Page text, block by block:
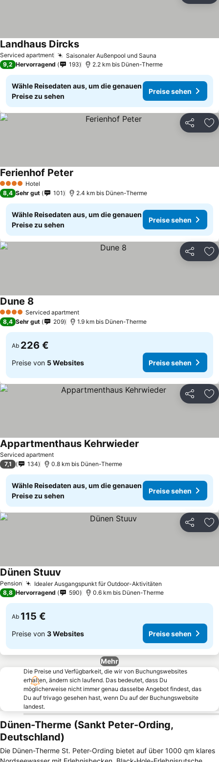
Serviced apartment Saisonaler Außenpool und Sauna
Landhaus DircksPreise sehen
9,2 Hervorragend 193 2.2 km bis Dünen-Therme
Wähle Reisedaten aus, um die genauen
Preise zu sehen
Preise sehen
Teilen
4 Sterne Hotel
Ferienhof Peter
8,4 Sehr gut 101 2.4 km bis Dünen-Therme
Wähle Reisedaten aus, um die genauen
Preise zu sehen
Preise sehen
Teilen
4 Sterne Serviced apartment
Dune 8
8,4 Sehr gut 209 1.9 km bis Dünen-Therme
Ab 226 €
Preise von 5 Websites Preise sehen
Teilen
Serviced apartment
Appartmenthaus Kehrwieder
7,1 134 0.8 km bis Dünen-Therme
Wähle Reisedaten aus, um die genauen
Preise zu sehen
Preise sehen
Teilen
Pension Idealer Ausgangspunkt für Outdoor-Aktivitäten
Dünen Stuuv
8,8 Hervorragend 590 0.6 km bis Dünen-Therme
Ab 115 €
Preise von 3 Websites Preise sehen
Mehr
Die Preise und Verfügbarkeit, die wir von Buchungswebsites
erhalten, ändern sich laufend. Das bedeutet, dass Du
möglicherweise nicht immer genau dasselbe Angebot findest, das
Du auf trivago gesehen hast, wenn Du auf der Buchungswebsite
landest.
Dünen-Therme (Sankt Peter-Ording,
Deutschland)
Die Dünen-Therme St. Peter-Ording bietet auf über 1000 qm klares